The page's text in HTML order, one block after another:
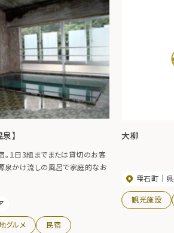
】
１日3組までまたは貸切のお客
泉かけ流しの風呂で家庭的なお
グルメ 民宿
大柳
雫石町
観光施設